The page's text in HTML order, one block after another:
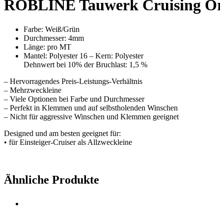
ROBLINE Tauwerk Cruising
Farbe: Weiß/Grün
Durchmesser: 4mm
Länge: pro MT
Mantel: Polyester 16 – Kern: Polyester
Dehnwert bei 10% der Bruchlast: 1,5 %
– Hervorragendes Preis-Leistungs-Verhältnis
– Mehrzweckleine
– Viele Optionen bei Farbe und Durchmesser
– Perfekt in Klemmen und auf selbstholenden Winschen
– Nicht für aggressive Winschen und Klemmen geeignet
Designed und am besten geeignet für:
• für Einsteiger-Cruiser als Allzweckleine
Ähnliche Produkte